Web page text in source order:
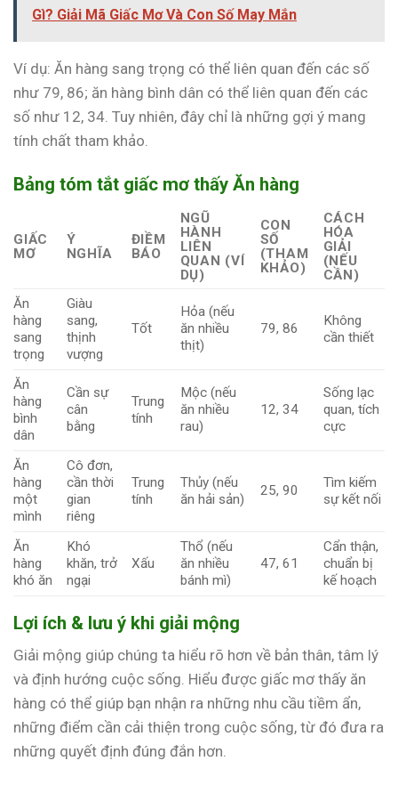
Gì? Giải Mã Giấc Mơ Và Con Số May Mắn
Ví dụ: Ăn hàng sang trọng có thể liên quan đến các số
như 79, 86; ăn hàng bình dân có thể liên quan đến các
số như 12, 34. Tuy nhiên, đây chỉ là những gợi ý mang
tính chất tham khảo.
Bảng tóm tắt giấc mơ thấy Ăn hàng
GIẤC
MƠ
Ý
NGHĨA
ĐIỀM
BÁO
NGŨ
HÀNH
LIÊN
QUAN (VÍ
DỤ)
CON
SỐ
(THAM
KHẢO)
CÁCH
HÓA
GIẢI
(NẾU
CẦN)
Ăn
hàng
sang
trọng
Giàu
sang,
thịnh
vượng
Tốt
Hỏa (nếu
ăn nhiều
thịt)
79, 86
Không
cần thiết
Ăn
hàng
bình
dân
Cần sự
cân
bằng
Trung
tính
Mộc (nếu
ăn nhiều
rau)
12, 34
Sống lạc
quan, tích
cực
Ăn
hàng
một
mình
Cô đơn,
cần thời
gian
riêng
Trung
tính
Thủy (nếu
ăn hải sản)
25, 90
Tìm kiếm
sự kết nối
Ăn
hàng
khó ăn
Khó
khăn, trở
ngại
Xấu
Thổ (nếu
ăn nhiều
bánh mì)
47, 61
Cẩn thận,
chuẩn bị
kế hoạch
Lợi ích & lưu ý khi giải mộng
Giải mộng giúp chúng ta hiểu rõ hơn về bản thân, tâm lý
và định hướng cuộc sống. Hiểu được giấc mơ thấy ăn
hàng có thể giúp bạn nhận ra những nhu cầu tiềm ẩn,
những điểm cần cải thiện trong cuộc sống, từ đó đưa ra
những quyết định đúng đắn hơn.